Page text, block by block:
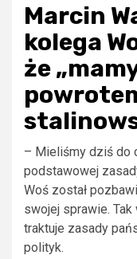
Marcin
kolega
że
– Mieliśmy dziś do
podstawowej
Woś został
swojej sprawie. Tak
traktuje zasady
polityk.